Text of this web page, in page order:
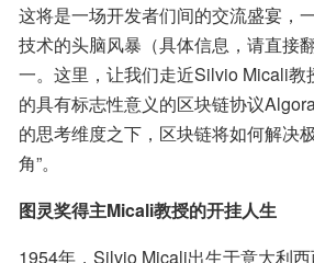
这将是一场开发者们间的交流盛宴，
技术的头脑风暴（具体信息，请直接
一。这里，让我们走近Silvio Micali教
的具有标志性意义的区块链协议
的思考维度之下，区块链将如何解决
角”。
图灵奖得主Micali教授的开挂人生
1954年，Silvio Micali出生于意大利西